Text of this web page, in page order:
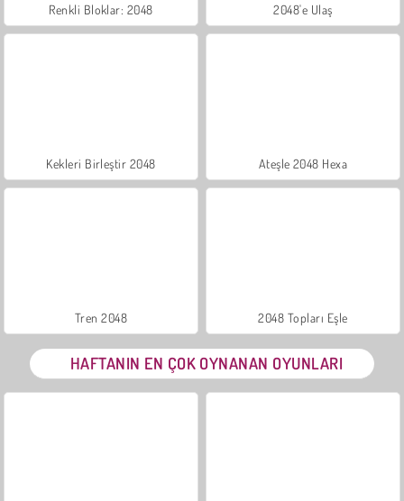
Renkli Bloklar: 2048 2048'e Ulaş
Kekleri Birleştir 2048 Ateşle 2048 Hexa
Tren 2048 2048 Topları Eşle
HAFTANIN EN ÇOK OYNANAN OYUNLARI